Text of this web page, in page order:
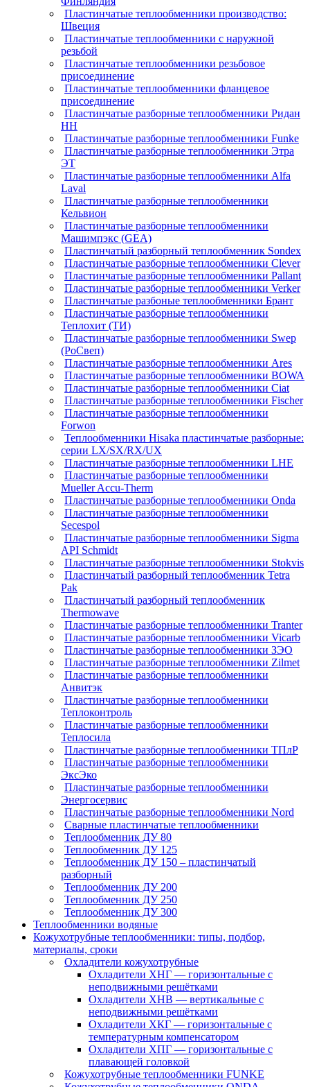
Пластинчатые теплообменники производство:
Швеция
Пластинчатые теплообменники с наружной
резьбой
Пластинчатые теплообменники резьбовое
присоединение
Пластинчатые теплообменники фланцевое
присоединение
Пластинчатые разборные теплообменники Ридан
НН
Пластинчатые разборные теплообменники Funke
Пластинчатые разборные теплообменники Этра
ЭТ
Пластинчатые разборные теплообменники Alfa
Laval
Пластинчатые разборные теплообменники
Кельвион
Пластинчатые разборные теплообменники
Машимпэкс (GEA)
Пластинчатый разборный теплообменник Sondex
Пластинчатые разборные теплообменники Clever
Пластинчатые разборные теплообменники Pallant
Пластинчатые разборные теплообменники Verker
Пластинчатые разбоные теплообменники Брант
Пластинчатые разборные теплообменники
Теплохит (ТИ)
Пластинчатые разборные теплообменники Swep
(РоСвеп)
Пластинчатые разборные теплообменники Ares
Пластинчатые разборные теплообменники BOWA
Пластинчатые разборные теплообменники Ciat
Пластинчатые разборные теплообменники Fischer
Пластинчатые разборные теплообменники
Forwon
Теплообменники Hisaka пластинчатые разборные:
серии LX/SX/RX/UX
Пластинчатые разборные теплообменники LHE
Пластинчатые разборные теплообменники
Mueller Accu-Therm
Пластинчатые разборные теплообменники Onda
Пластинчатые разборные теплообменники
Secespol
Пластинчатые разборные теплообменники Sigma
API Schmidt
Пластинчатые разборные теплообменники Stokvis
Пластинчатый разборный теплообменник Tetra
Pak
Пластинчатый разборный теплообменник
Thermowave
Пластинчатые разборные теплообменники Tranter
Пластинчатые разборные теплообменники Vicarb
Пластинчатые разборные теплообменники ЗЭО
Пластинчатые разборные теплообменники Zilmet
Пластинчатые разборные теплообменники
Анвитэк
Пластинчатые разборные теплообменники
Теплоконтроль
Пластинчатые разборные теплообменники
Теплосила
Пластинчатые разборные теплообменники ТПлР
Пластинчатые разборные теплообменники
ЭксЭко
Пластинчатые разборные теплообменники
Энергосервис
Пластинчатые разборные теплообменники Nord
Сварные пластинчатые теплообменники
Теплообменник ДУ 80
Теплообменник ДУ 125
Теплообменник ДУ 150 – пластинчатый
разборный
Теплообменник ДУ 200
Теплообменник ДУ 250
Теплообменник ДУ 300
Теплообменники водяные
Кожухотрубные теплообменники: типы, подбор,
материалы, сроки
Охладители кожухотрубные
Охладители ХНГ — горизонтальные с
неподвижными решётками
Охладители ХНВ — вертикальные с
неподвижными решётками
Охладители ХКГ — горизонтальные с
температурным компенсатором
Охладители ХПГ — горизонтальные с
плавающей головкой
Кожухотрубные теплообменники FUNKE